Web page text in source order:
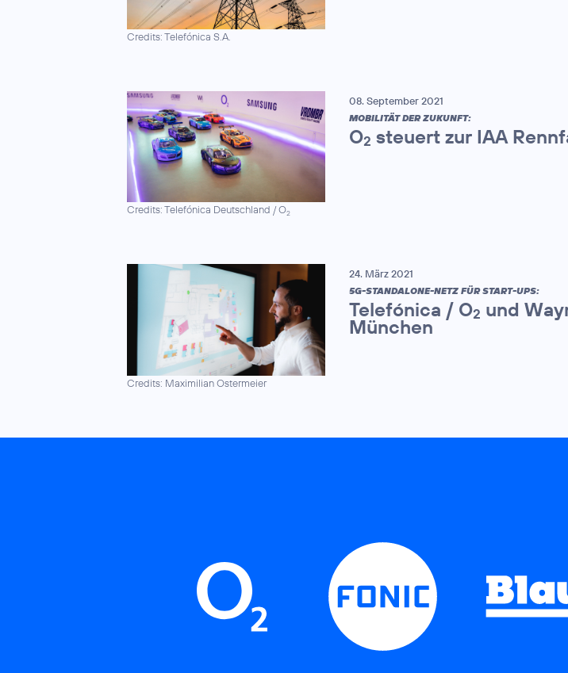
Credits: Telefónica S.A.
Credits: Telefónica Deutschland / O2
08. September 2021
MOBILITÄT DER ZUKUNFT:
O2 steuert zur IAA
Credits: Maximilian Ostermeier
24. März 2021
5G-STANDALONE-NETZ FÜR START-UPS:
Telefónica / O2 und
München